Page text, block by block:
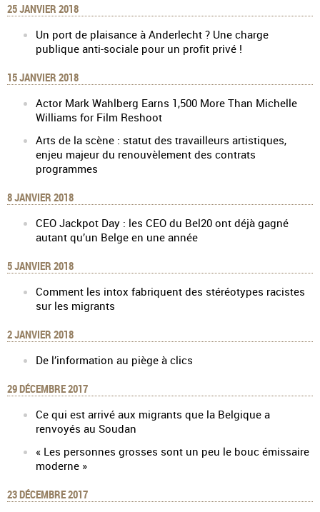
25 JANVIER 2018
Un port de plaisance à Anderlecht ? Une charge
publique anti-sociale pour un profit privé !
15 JANVIER 2018
Actor Mark Wahlberg Earns 1,500 More Than Michelle
Williams for Film Reshoot
Arts de la scène : statut des travailleurs artistiques,
enjeu majeur du renouvèlement des contrats
programmes
8 JANVIER 2018
CEO Jackpot Day : les CEO du Bel20 ont déjà gagné
autant qu’un Belge en une année
5 JANVIER 2018
Comment les intox fabriquent des stéréotypes racistes
sur les migrants
2 JANVIER 2018
De l’information au piège à clics
29 DÉCEMBRE 2017
Ce qui est arrivé aux migrants que la Belgique a
renvoyés au Soudan
« Les personnes grosses sont un peu le bouc émissaire
moderne »
23 DÉCEMBRE 2017